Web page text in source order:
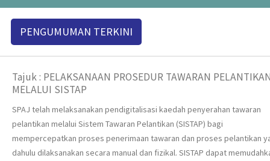
PENGUMUMAN TERKINI
Tajuk : PELAKSANAAN PROSEDUR TAWARAN
MELALUI SISTAP
SPAJ telah melaksanakan pendigitalisasi kaedah penyerahan tawaran
pelantikan melalui Sistem Tawaran Pelantikan (SISTAP) bagi
mempercepatkan proses penerimaan tawaran dan proses pelantikan
dahulu dilaksanakan secara manual dan fizikal. SISTAP dapat